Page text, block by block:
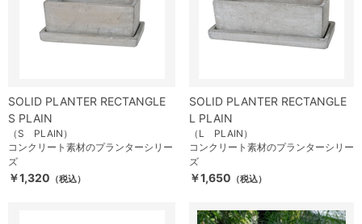
SOLID PLANTER RECTANGLE
S PLAIN
（S PLAIN）
コンクリート素材のプランターシリー
ズ
￥1,320 （税込）
SOLID PLANTER RECTANGLE
L PLAIN
（L PLAIN）
コンクリート素材のプランターシリー
ズ
￥1,650 （税込）